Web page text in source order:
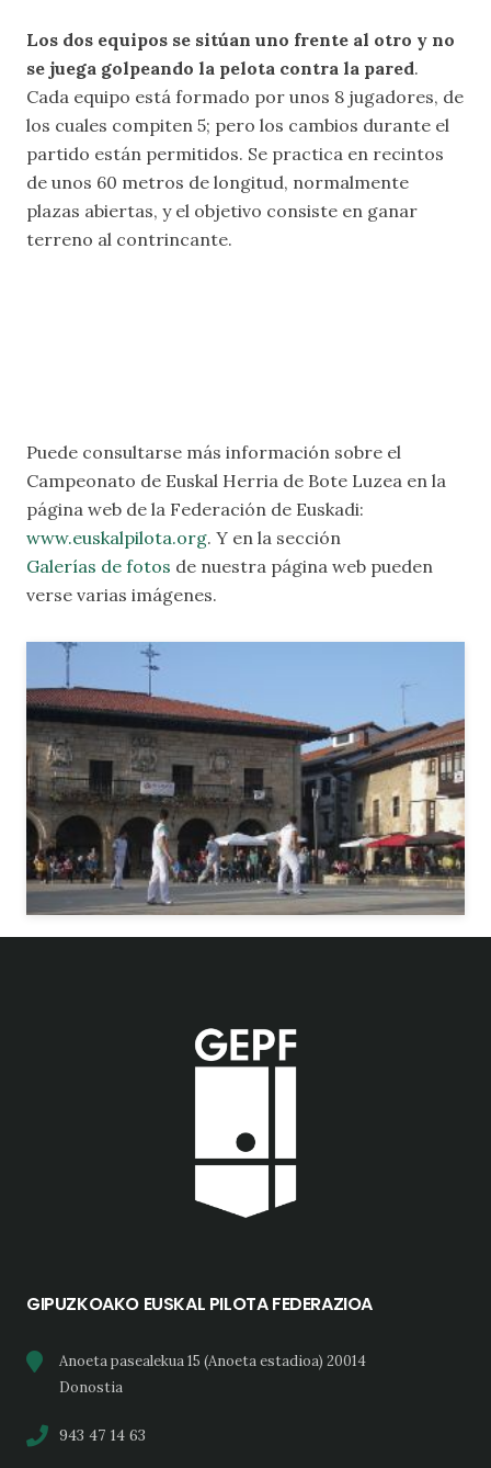
Los dos equipos se sitúan uno frente al otro y no
se juega golpeando la pelota contra la pared.
Cada equipo está formado por unos 8 jugadores, de
los cuales compiten 5; pero los cambios durante el
partido están permitidos. Se practica en recintos
de unos 60 metros de longitud, normalmente
plazas abiertas, y el objetivo consiste en ganar
terreno al contrincante.
Puede consultarse más información sobre el
Campeonato de Euskal Herria de Bote Luzea en la
página web de la Federación de Euskadi:
www.euskalpilota.org. Y en la sección
Galerías de fotos de nuestra página web pueden
verse varias imágenes.
GIPUZKOAKO EUSKAL PILOTA FEDERAZIOA
Anoeta pasealekua 15 (Anoeta estadioa) 20014
Donostia
943 47 14 63